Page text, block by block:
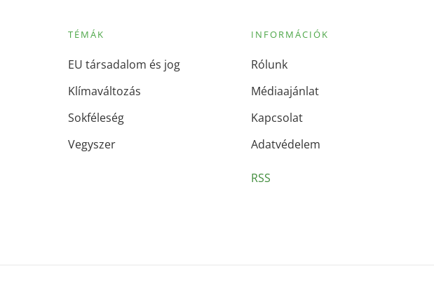
TÉMÁK
EU társadalom és jog
Klímaváltozás
Sokféleség
Vegyszer
INFORMÁCIÓK
Rólunk
Médiaajánlat
Kapcsolat
Adatvédelem
RSS